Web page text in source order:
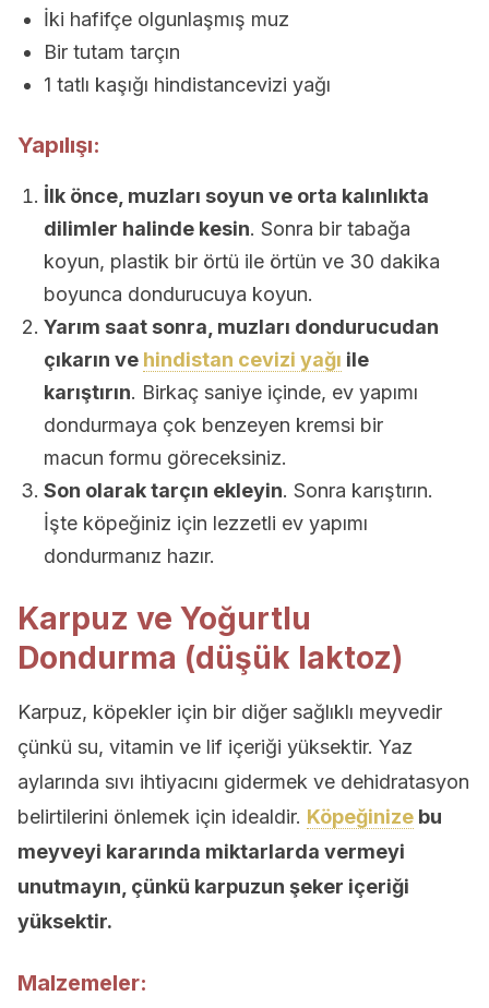
İki hafifçe olgunlaşmış muz
Bir tutam tarçın
1 tatlı kaşığı hindistancevizi yağı
Yapılışı:
İlk önce, muzları soyun ve orta kalınlıkta
dilimler halinde kesin. Sonra bir tabağa
koyun, plastik bir örtü ile örtün ve 30 dakika
boyunca dondurucuya koyun.
Yarım saat sonra, muzları dondurucudan
çıkarın ve hindistan cevizi yağı ile
karıştırın. Birkaç saniye içinde, ev yapımı
dondurmaya çok benzeyen kremsi bir
macun formu göreceksiniz.
Son olarak tarçın ekleyin. Sonra karıştırın.
İşte köpeğiniz için lezzetli ev yapımı
dondurmanız hazır.
Karpuz ve Yoğurtlu
Dondurma (düşük laktoz)
Karpuz, köpekler için bir diğer sağlıklı meyvedir
çünkü su, vitamin ve lif içeriği yüksektir. Yaz
aylarında sıvı ihtiyacını gidermek ve dehidratasyon
belirtilerini önlemek için idealdir. Köpeğinize bu
meyveyi kararında miktarlarda vermeyi
unutmayın, çünkü karpuzun şeker içeriği
yüksektir.
Malzemeler: